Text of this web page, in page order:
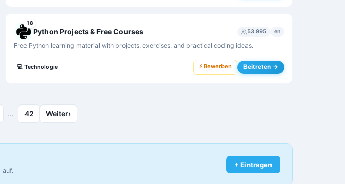
18
Python Projects & Free Courses 53.995 en
Free Python learning material with projects, exercises, and practical coding ideas.
💻 Technologie ⚡ Bewerben Beitreten →
… 42 Weiter›
auf.
+ Eintragen